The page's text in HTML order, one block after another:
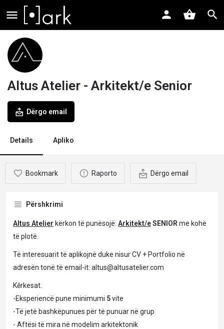
Altus Atelier - Arkitekt/e Senior
Dërgo email
Details Apliko
Bookmark Raporto Dërgo email
Përshkrimi
Altus Atelier kërkon të punësojë: Arkitekt/eSENIOR me kohë
të plotë.
Të interesuarit të aplikojnë duke nisur CV + Portfolio në
adresën tonë të email-it: altus@altusatelier.com
Kērkesat.
-Eksperiencë pune minimumi 5vite
-Të jetë bashkëpunues për të punuar në grup
- Aftësi të mira në modelim arkitektonik